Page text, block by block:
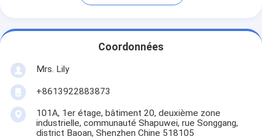
Coordonnées
Mrs. Lily
+8613922883873
101A, 1er étage, bâtiment 20, deuxième zone
industrielle, communauté Shapuwei, rue Songgang,
district Baoan, Shenzhen Chine 518105